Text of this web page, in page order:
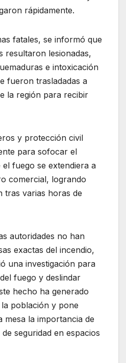
rápidamente.
fatales, se informó que
resultaron lesionadas,
e intoxicación
fueron trasladadas a
la región para recibir
y protección civil
para sofocar el
fuego se extendiera a
comercial, logrando
tras varias horas de
autoridades no han
exactas del incendio,
una investigación para
fuego y deslindar
hecho ha generado
población y pone
mesa la importancia de
seguridad en espacios